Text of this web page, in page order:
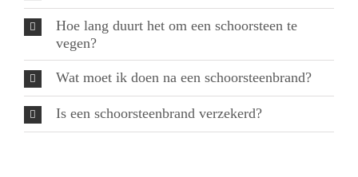
Hoe lang duurt het om een schoorsteen te
vegen?
Wat moet ik doen na een schoorsteenbrand?
Is een schoorsteenbrand verzekerd?